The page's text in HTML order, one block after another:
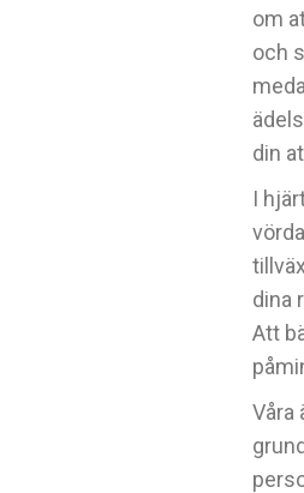
om
och
din
I
dina
Att
Våra